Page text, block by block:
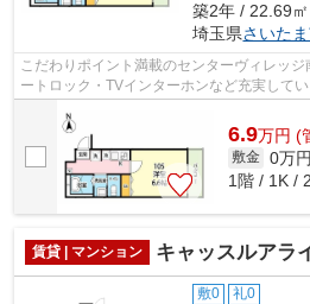
築2年 / 22.69㎡
埼玉県さいた
こだわりポイント満載のセンターヴィレッ
ートロック・TVインターホンなど充実して
6.9万円 (
敷金 0万円
1階 / 1K /
賃貸 | マンション キャッスルアラ
敷0 礼0